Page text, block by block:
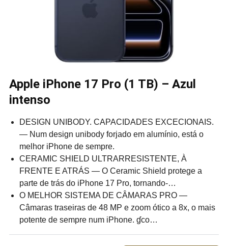
Apple iPhone 17 Pro (1 TB) – Azul
intenso
DESIGN UNIBODY. CAPACIDADES EXCECIONAIS.
— Num design unibody forjado em alumínio, está o
melhor iPhone de sempre.
CERAMIC SHIELD ULTRARRESISTENTE, À
FRENTE E ATRÁS — O Ceramic Shield protege a
parte de trás do iPhone 17 Pro, tornando‑…
O MELHOR SISTEMA DE CÂMARAS PRO —
Câmaras traseiras de 48 MP e zoom ótico a 8x, o mais
potente de sempre num iPhone. ɠco…